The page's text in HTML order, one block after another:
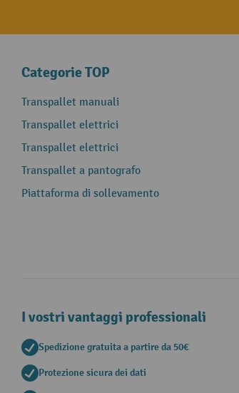
Categorie TOP
Transpallet manuali
Transpallet elettrici
Transpallet elettrici
Transpallet a pantografo
Piattaforma di sollevamento
I vostri vantaggi professionali
Spedizione gratuita a partire da 50€
Protezione sicura dei dati